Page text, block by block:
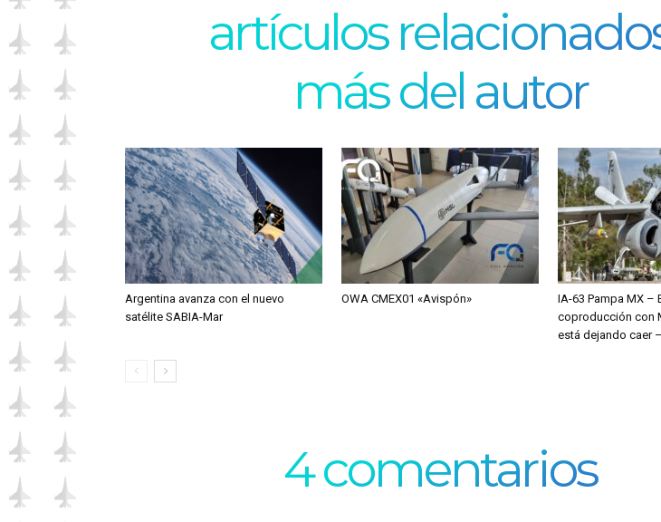
artículos
más del autor
Argentina avanza con el nuevo
satélite SABIA-Mar
OWA CMEX01 «Avispón»
IA-63 Pampa MX –
coproducción con
está dejando caer –
4 comentarios